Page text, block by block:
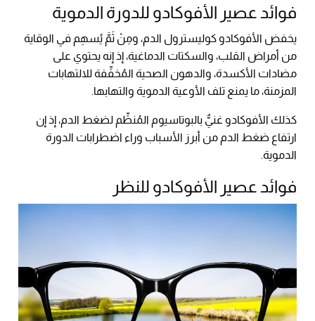
فوائد عصير الأفوكادو للدورة الدموية
يخفض الأفوكادو كوليسترول الدم، ومِنْ ثَمَّ يُسهِم في الوقاية
من أمراض القلب، والسكتات الدماغية، إذ إنه يحتوي على
مضادات الأكسدة، والدهون الصحية المُخفِّفة للالتهابات
المزمنة، ما يمنع تلف الأوعية الدموية والتهابها.
كذلك الأفوكادو غنيٌّ بالبوتاسيوم المُنظِّم لضغط الدم، إذ إن
ارتفاع ضغط الدم من أبرز الأسباب وراء اضطرابات الدورة
الدموية.
فوائد عصير الأفوكادو للنظر